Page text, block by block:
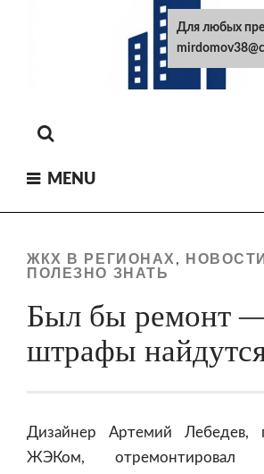
MENU
ЖКХ В РЕГИОНАХ ,
ПОЛЕЗНО ЗНАТЬ
Был бы ремонт
штрафы
Дизайнер Артемий Лебедев,
ЖЭКом, отремонтировал
Для любых